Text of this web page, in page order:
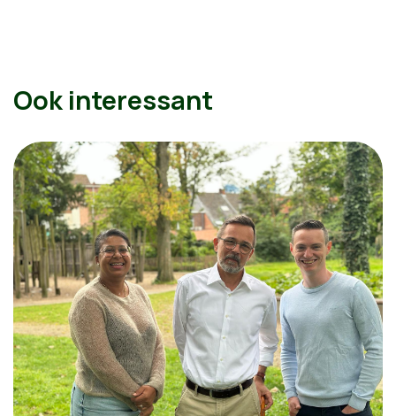
Ook interessant